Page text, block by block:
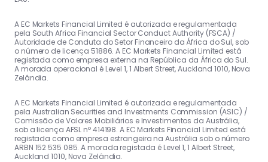
A EC Markets Financial Limited é autorizada e regulamentada
pela South Africa Financial Sector Conduct Authority (FSCA) /
Autoridade de Conduta do Setor Financeiro da África do Sul, sob
o número de licença 51886. A EC Markets Financial Limited está
registada como empresa externa na República da África do Sul.
A morada operacional é Level 1, 1 Albert Street, Auckland 1010, Nova
Zelândia.
A EC Markets Financial Limited é autorizada e regulamentada
pela Australian Securities and Investments Commission (ASIC) /
Comissão de Valores Mobiliários e Investimentos da Austrália,
sob a licença AFSL nº 414198. A EC Markets Financial Limited está
registada como empresa estrangeira na Austrália sob o número
ARBN 152 535 085. A morada registada é Level 1, 1 Albert Street,
Auckland 1010, Nova Zelândia.